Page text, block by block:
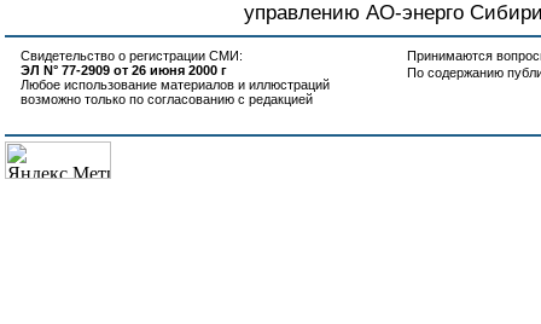
управлению АО-энерго
Свидетельство о регистрации СМИ:
ЭЛ N° 77-2909 от 26 июня 2000 г
Любое использование материалов и иллюстраций
возможно только по согласованию с редакцией
Принимаются
По содержанию